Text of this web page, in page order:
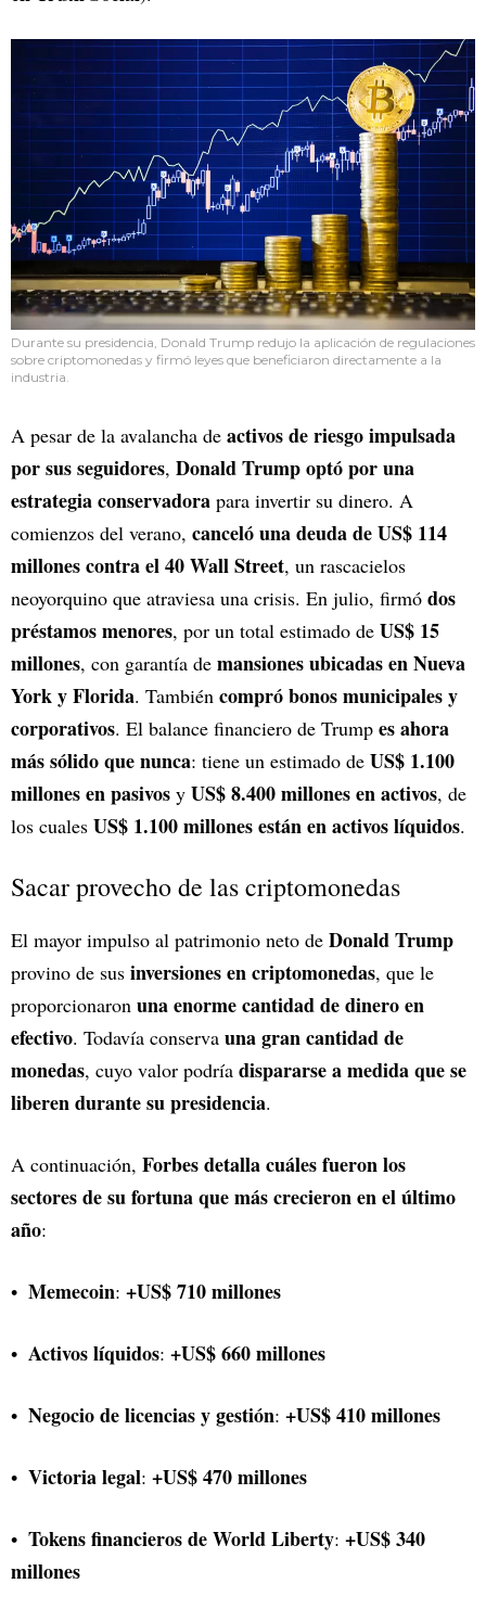
Durante su presidencia, Donald Trump redujo la aplicación de regulaciones
sobre criptomonedas y firmó leyes que beneficiaron directamente a la
industria.
A pesar de la avalancha de activos de riesgo impulsada
por sus seguidores, Donald Trump optó por una
estrategia conservadora para invertir su dinero. A
comienzos del verano, canceló una deuda de US$ 114
millones contra el 40 Wall Street, un rascacielos
neoyorquino que atraviesa una crisis. En julio, firmó dos
préstamos menores, por un total estimado de US$ 15
millones, con garantía de mansiones ubicadas en Nueva
York y Florida. También compró bonos municipales y
corporativos. El balance financiero de Trump es ahora
más sólido que nunca: tiene un estimado de US$ 1.100
millones en pasivos y US$ 8.400 millones en activos, de
los cuales US$ 1.100 millones están en activos líquidos.
Sacar provecho de las criptomonedas
El mayor impulso al patrimonio neto de Donald Trump
provino de sus inversiones en criptomonedas, que le
proporcionaron una enorme cantidad de dinero en
efectivo. Todavía conserva una gran cantidad de
monedas, cuyo valor podría dispararse a medida que se
liberen durante su presidencia.
A continuación, Forbes detalla cuáles fueron los
sectores de su fortuna que más crecieron en el último
año:
Memecoin: +US$ 710 millones
Activos líquidos: +US$ 660 millones
Negocio de licencias y gestión: +US$ 410 millones
Victoria legal: +US$ 470 millones
Tokens financieros de World Liberty: +US$ 340
millones